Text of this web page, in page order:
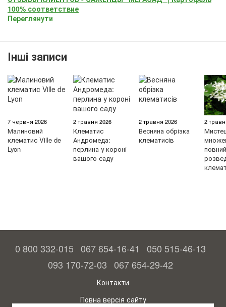
100% соответствие
Переглянути
Інші записи
7 червня 2026
Малиновий
клематис Ville de
Lyon
2 травня 2026
Клематис
Андромеда:
перлина у короні
вашого саду
2 травня 2026
Весняна обрізка
клематисів
2
повний
0 800 332-015 067 654-16-41
050 515-46-13
093 170-72-03 067 654-29-42
Контакти
Повна версія сайту